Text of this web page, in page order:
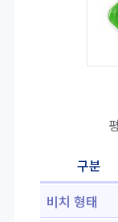
구분
비치 형태